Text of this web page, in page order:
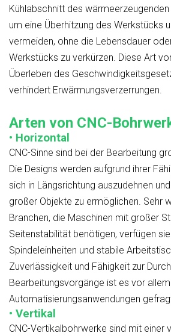
Kühlabschnitt des
um eine Überhitzung des Werkstücks
vermeiden, ohne die Lebensdauer
Werkstücks zu verkürzen. Diese Art
Überleben des
verhindert Erwärmungsverzerrungen.
Arten von CNC-
• Horizontal
CNC-Sinne sind bei der Bearbeitung
Die Designs werden aufgrund ihrer
sich in Längsrichtung auszudehnen
großer Objekte zu ermöglichen. Sehr
Branchen, die Maschinen mit großer
Seitenstabilität benötigen, verfügen
Spindeleinheiten und stabile
Zuverlässigkeit und Fähigkeit zur
Bearbeitungsvorgänge ist es vor
Automatisierungsanwendungen
• Vertikal
CNC-Vertikalbohrwerke sind mit einer